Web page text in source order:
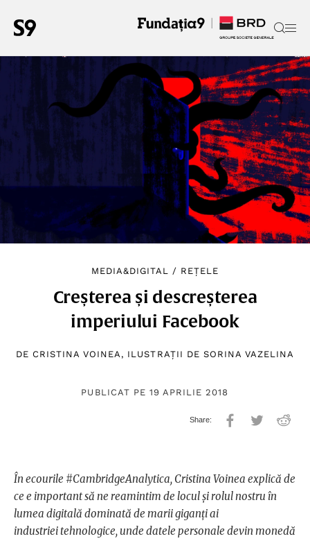
MEDIA&DIGITAL / REȚELE
Creșterea și descreșterea
imperiului Facebook
DE CRISTINA VOINEA , ILUSTRAȚII DE SORINA VAZELINA
PUBLICAT PE 19 APRILIE 2018
În ecourile #CambridgeAnalytica, Cristina Voinea explică de
ce e important să ne reamintim de locul și rolul nostru în
lumea digitală dominată de marii giganți ai
industriei tehnologice, unde datele personale devin monedă